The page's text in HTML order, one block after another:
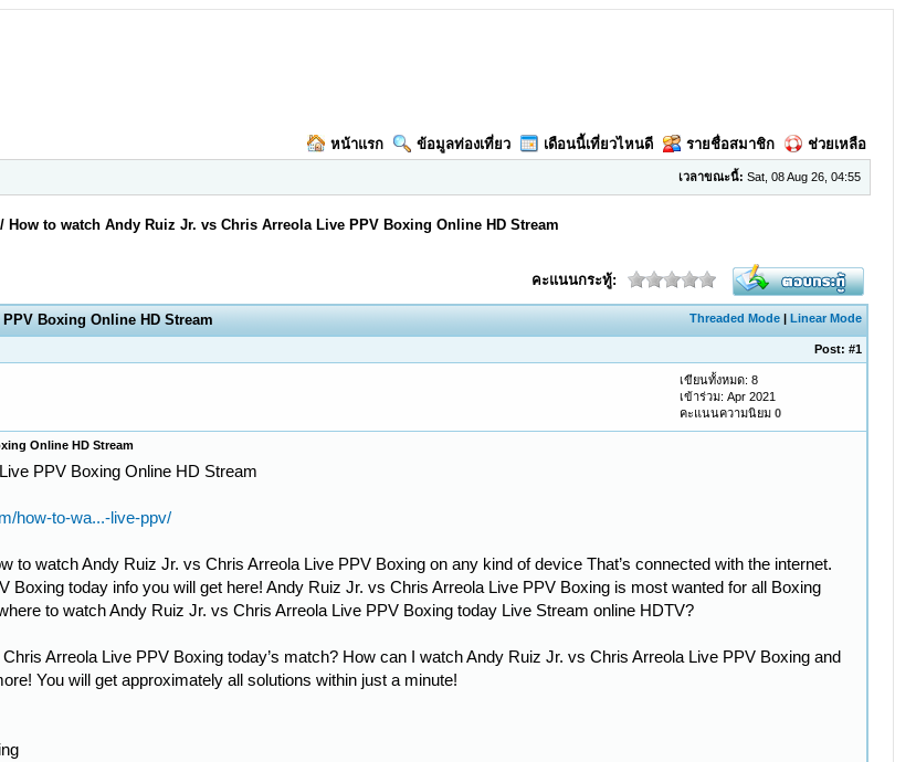
หน้าแรก ข้อมูลท่องเที่ยว เดือนนี้เที่ยวไหนดี รายชื่อสมาชิก ช่วยเหลือ
เวลาขณะนี้: Sat, 08 Aug 26, 04:55
/ How to watch Andy Ruiz Jr. vs Chris Arreola Live PPV Boxing Online HD Stream
คะแนนกระทู้:
Threaded Mode |Linear Mode
Boxing Online HD Stream
Post:#1
เขียนทั้งหมด: 8
เข้าร่วม: Apr 2021
คะแนนความนิยม0
Online HD Stream
PPV Boxing Online HD Stream
how-to-wa...-live-ppv/
to watch Andy Ruiz Jr. vs Chris Arreola Live PPV Boxing on any kind of device That’s connected with the internet.
Boxing today info you will get here! Andy Ruiz Jr. vs Chris Arreola Live PPV Boxing is most wanted for all Boxing
to watch Andy Ruiz Jr. vs Chris Arreola Live PPV Boxing today Live Stream online HDTV?
Arreola Live PPV Boxing today’s match? How can I watch Andy Ruiz Jr. vs Chris Arreola Live PPV Boxing and
You will get approximately all solutions within just a minute!